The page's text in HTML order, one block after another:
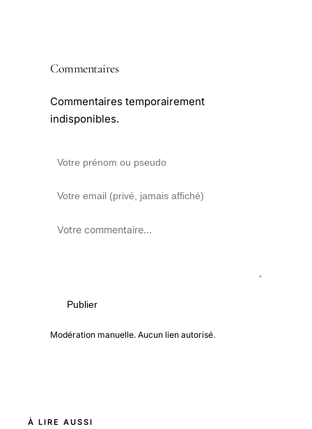
Commentaires
Commentaires temporairement
indisponibles.
Publier
Modération manuelle. Aucun lien autorisé.
À LIRE AUSSI